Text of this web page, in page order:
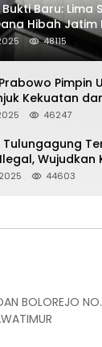
Bukti Baru: Lima
Hibah Jatim
48115
Pimpin
Kekuatan
46247
Tulungagung
Wujudkan
44603
BOLOREJO